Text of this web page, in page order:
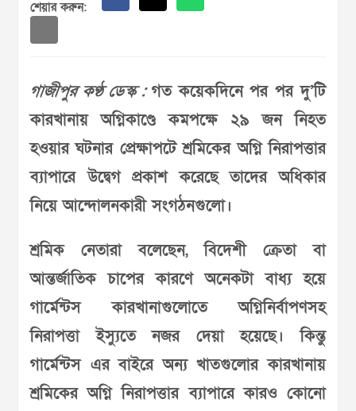
শেয়ার করুন:
গাজীপুর কণ্ঠ ডেস্ক :গত কয়েকদিনে পর পর দু’টি
কারখানায় অগ্নিকাণ্ডে কমপক্ষে ২৯ জন নিহত
হওয়ার ঘটনার প্রেক্ষাপটে শ্রমিকের অগ্নি নিরাপত্তার
ব্যাপারে উদ্বেগ প্রকাশ করেছে তাদের অধিকার
নিয়ে আন্দোলনকারী সংগঠনগুলো।
শ্রমিক নেতারা বলেছেন, বিদেশী ক্রেতা বা
আন্তর্জাতিক চাপের কারণে অনেকটা বাধ্য হয়ে
গার্মেন্টস কারখানাগুলোতে অগ্নিনির্বাপণসহ
নিরাপত্তা ইস্যুতে নজর দেয়া হয়েছে। কিন্তু
গার্মেন্টস এর বাইরে অন্য খাতগুলোর কারখানায়
শ্রমিকের অগ্নি নিরাপত্তার ব্যাপারে কারও কোনো